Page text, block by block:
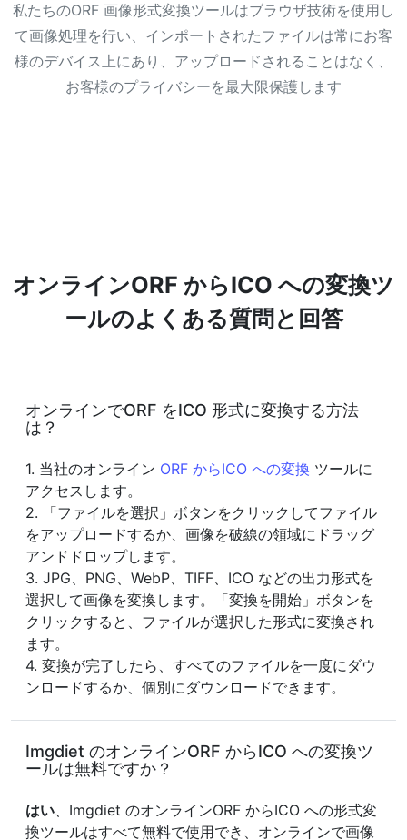
私たちのORF 画像形式変換ツールはブラウザ技術を使用し
て画像処理を行い、インポートされたファイルは常にお客
様のデバイス上にあり、アップロードされることはなく、
お客様のプライバシーを最大限保護します
オンラインORF からICO への変換ツ
ールのよくある質問と回答
オンラインでORF をICO 形式に変換する方法
は？
1. 当社のオンライン ORF からICO への変換 ツールに
アクセスします。
2. 「ファイルを選択」ボタンをクリックしてファイル
をアップロードするか、画像を破線の領域にドラッグ
アンドドロップします。
3. JPG、PNG、WebP、TIFF、ICO などの出力形式を
選択して画像を変換します。「変換を開始」ボタンを
クリックすると、ファイルが選択した形式に変換され
ます。
4. 変換が完了したら、すべてのファイルを一度にダウ
ンロードするか、個別にダウンロードできます。
Imgdiet のオンラインORF からICO への変換ツ
ールは無料ですか？
はい、Imgdiet のオンラインORF からICO への形式変
換ツールはすべて無料で使用でき、オンラインで画像